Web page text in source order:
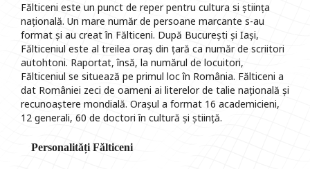
Fălticeni este un punct de reper pentru cultura si știința
națională. Un mare număr de persoane marcante s-au
format și au creat în Fălticeni. După București și Iași,
Fălticeniul este al treilea oraș din țară ca număr de scriitori
autohtoni. Raportat, însă, la numărul de locuitori,
Fălticeniul se situează pe primul loc în România. Fălticeni a
dat României zeci de oameni ai literelor de talie națională și
recunoaștere mondială. Orașul a format 16 academicieni,
12 generali, 60 de doctori în cultură și știință.
Personalități Fălticeni